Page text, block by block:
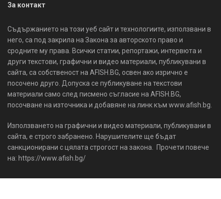
За контакт
Съдържанието на този уеб сайт и технологиите, използвани в
него, са под закрила на Закона за авторското право и
сродните му права. Всички статии, репортажи, интервюта и
други текстови, графични и видео материали, публикувани в
сайта, са собственост на AFISH.BG, освен ако изрично е
посочено друго. Допуска се публикуване на текстови
материали само след писмено съгласие на AFISH.BG,
посочване на източника и добавяне на линк към www.afish.bg.
Използването на графични и видео материали, публикувани в
сайта, е строго забранено. Нарушителите ще бъдат
санкционирани с цялата строгост на закона. Прочети повече
на: https://www.afish.bg/